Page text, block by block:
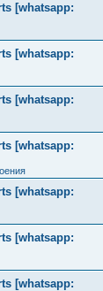
[whatsapp:
[whatsapp:
[whatsapp:
[whatsapp:
[whatsapp:
[whatsapp:
[whatsapp: